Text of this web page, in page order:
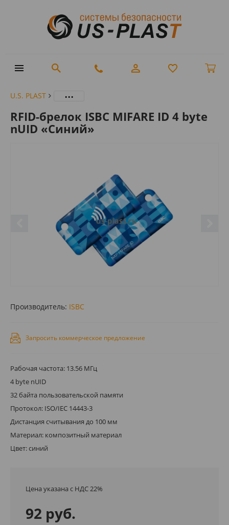
U.S. PLAST ...
RFID-брелок ISBC MIFARE ID 4 byte
nUID «Синий»
Производитель: ISBC
Запросить коммерческое предложение
Рабочая частота: 13.56 МГц
4 byte nUID
32 байта пользовательской памяти
Протокол: ISO/IEC 14443-3
Дистанция считывания до 100 мм
Материал: композитный материал
Цвет: синий
Цена указана с НДС 22%
92 руб.